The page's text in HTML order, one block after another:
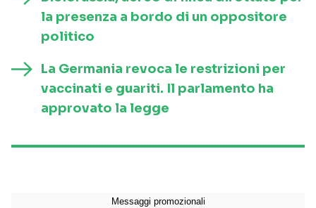
la presenza a bordo di un oppositore
politico
La Germania revoca le restrizioni per
vaccinati e guariti. Il parlamento ha
approvato la legge